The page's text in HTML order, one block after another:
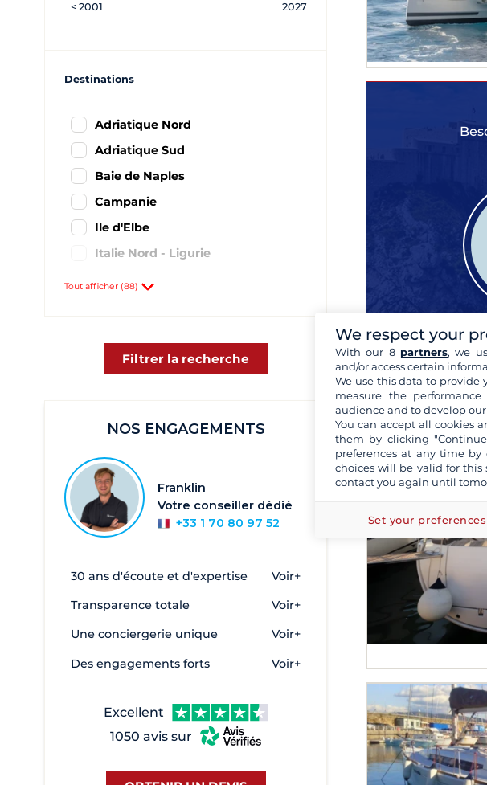
< 2001 2027
Destinations
Adriatique Nord
Adriatique Sud
Baie de Naples
Campanie
Ile d'Elbe
Italie Nord - Ligurie
Mer Ionienne Italienne
Sicile et îles Éoliennes
Sud de la Sardaigne
Toscane et Elbe
Émilie-Romagne
Îles Égades
Anzio
Argentario
Bari
Cagliari
Cala de Medici
Cannigione
Tout afficher (88)
Filtrer la recherche
NOS ENGAGEMENTS
Franklin
Votre conseiller dédié
+33 1 70 80 97 52
30 ans d'écoute et d'expertise Voir+
Transparence totale Voir+
Une conciergerie unique Voir+
Des engagements forts Voir+
Excellent
1050 avis sur
We respect your
With our 8 partners, we
and/or access certain
We use this data to provide
measure the
audience and to develop our
You can accept all cookies
them by clicking
preferences at any time by
choices will be valid for
contact you again until
Set your preferences